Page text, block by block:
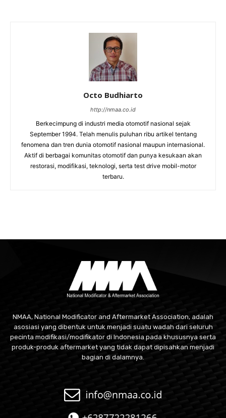
Octo Budhiarto
http://nmaa.co.id
Berkecimpung di industri media otomotif nasional sejak
September 1994. Telah menulis puluhan ribu artikel tentang
fenomena dan tren dunia otomotif nasional maupun internasional.
Aktif di berbagai komunitas otomotif dan punya kesukaan akan
restorasi, modifikasi, teknologi, serta test drive mobil-motor
terbaru.
NMAA, National Modificator and Aftermarket Association, adalah
asosiasi yang dibentuk untuk menjadi suatu wadah dari seluruh
pecinta modifikasi/modifikator di Indonesia pada khususnya serta
produk-produk aftermarket yang tidak dapat dipisahkan menjadi
bagian di dalamnya.